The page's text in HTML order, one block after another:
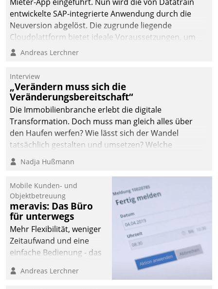
automatisiert, vollständig
und auf Wunsch über
mehrere zuvor
Kommunikationswege bei
entwickelte SAP-integrierte Anwendung durch die
Neuversion abgelöst. Die zugrunde liegende
Cloudplattform bietet ideale Voraussetzungen, um
die Funktionalität der App zu erweitern und weitere
integrieren.
Andreas Lerchner
Interview
„Verändern muss sich die
Veränderungsbereitschaft“
Die Immobilienbranche erlebt die digitale
Transformation. Doch muss man gleich alles über
den Haufen werfen? Wie lässt sich der Wandel
tatsächlich gestalten und umsetzen? Welche
Argumente zählen wirklich?
Nadja Hußmann
Mobile Kunden- und
Objektbetreuung
meravis: Das Büro
für unterwegs
Mehr Flexibilität, weniger
Zeitaufwand und eine
einfache Bedienung - das
Cockpit für mobile
Andreas Lerchner